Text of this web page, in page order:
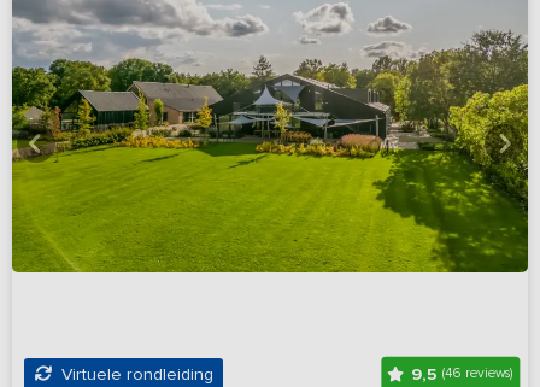
Virtuele rondleiding 9,5 (46 reviews)